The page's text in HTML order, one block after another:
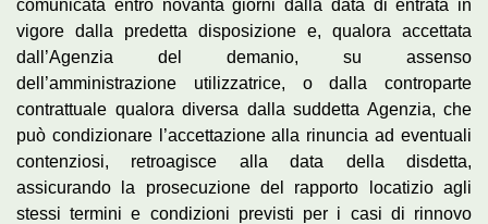
comunicata entro novanta giorni dalla data di entrata in
vigore dalla predetta disposizione e, qualora accettata
dall’Agenzia del demanio, su assenso
dell’amministrazione utilizzatrice, o dalla controparte
contrattuale qualora diversa dalla suddetta Agenzia, che
può condizionare l’accettazione alla rinuncia ad eventuali
contenziosi, retroagisce alla data della disdetta,
assicurando la prosecuzione del rapporto locatizio agli
stessi termini e condizioni previsti per i casi di rinnovo